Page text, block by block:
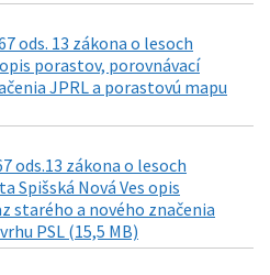
ods. 13 zákona o lesoch
porastov, porovnávací
JPRL a porastovú mapu
ods.13 zákona o lesoch
Spišská Nová Ves opis
starého a nového značenia
PSL (15,5 MB)